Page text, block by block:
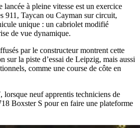
à pleine vitesse est un exercice
911, Taycan ou Cayman sur circuit,
unique : un cabriolet modifié
de vue dynamique.
par le constructeur montrent cette
sur la piste d’essai de Leipzig, mais aussi
comme une course de côte en
lorsque neuf apprentis techniciens de
Boxster S pour en faire une plateforme